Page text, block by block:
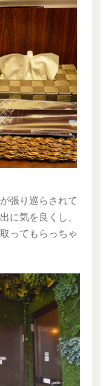
張り巡らされて
に気を良くし、
ってもらっちゃ